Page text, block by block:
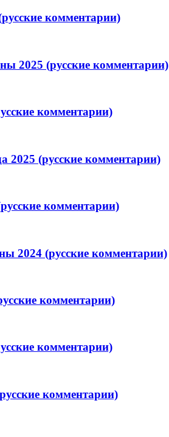
комментарии)
2025 (русские комментарии)
комментарии)
(русские комментарии)
комментарии)
2024 (русские комментарии)
комментарии)
комментарии)
комментарии)